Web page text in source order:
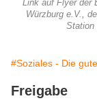
Link auf Flyer der
Würzburg e.V.,
Station
#Soziales - Die
Freigabe